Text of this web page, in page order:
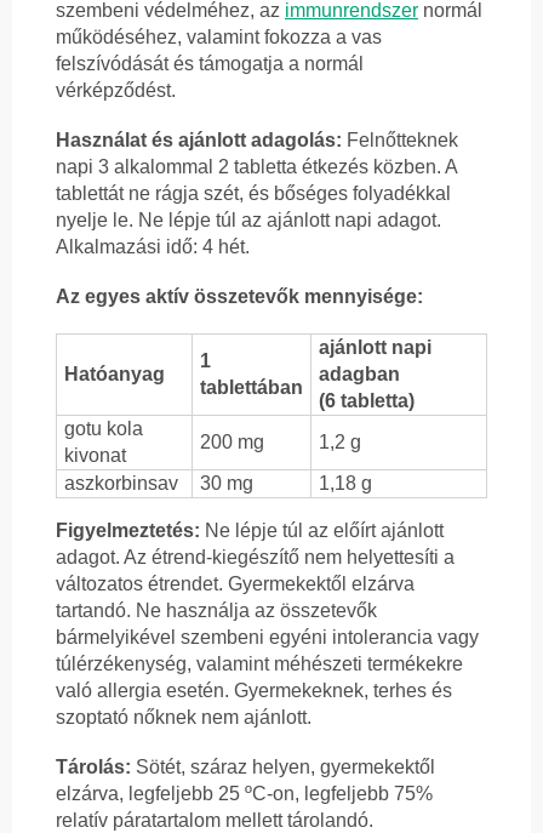
szembeni védelméhez, az immunrendszer normál
működéséhez, valamint fokozza a vas
felszívódását és támogatja a normál
vérképződést.
Használat és ajánlott adagolás: Felnőtteknek
napi 3 alkalommal 2 tabletta étkezés közben. A
tablettát ne rágja szét, és bőséges folyadékkal
nyelje le. Ne lépje túl az ajánlott napi adagot.
Alkalmazási idő: 4 hét.
Az egyes aktív összetevők mennyisége:
Hatóanyag
1
tablettában
ajánlott napi
adagban
(6 tabletta)
gotu kola
kivonat
200 mg
1,2 g
aszkorbinsav
30 mg 1,18 g
Figyelmeztetés: Ne lépje túl az előírt ajánlott
adagot. Az étrend-kiegészítő nem helyettesíti a
változatos étrendet. Gyermekektől elzárva
tartandó. Ne használja az összetevők
bármelyikével szembeni egyéni intolerancia vagy
túlérzékenység, valamint méhészeti termékekre
való allergia esetén. Gyermekeknek, terhes és
szoptató nőknek nem ajánlott.
Tárolás: Sötét, száraz helyen, gyermekektől
elzárva, legfeljebb 25 ºC-on, legfeljebb 75%
relatív páratartalom mellett tárolandó.